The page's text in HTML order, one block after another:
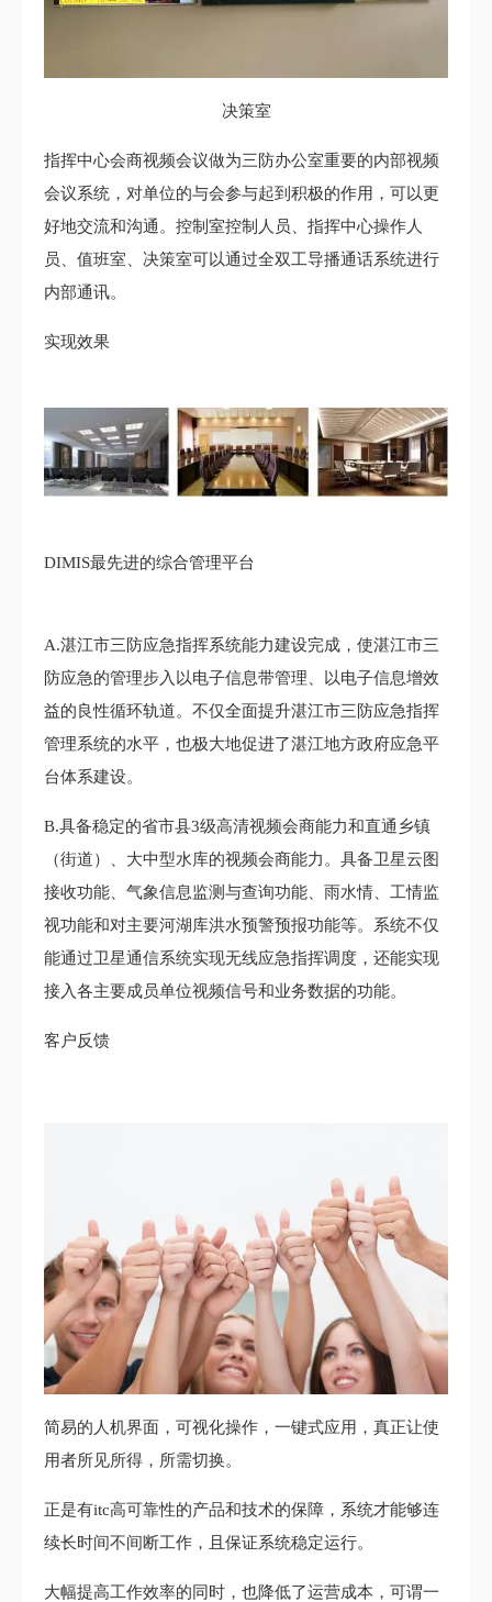
决策室
指挥中心会商视频会议做为三防办公室重要的内部视频
会议系统，对单位的与会参与起到积极的作用，可以更
好地交流和沟通。控制室控制人员、指挥中心操作人
员、值班室、决策室可以通过全双工导播通话系统进行
内部通讯。
实现效果
DIMIS最先进的综合管理平台
A.湛江市三防应急指挥系统能力建设完成，使湛江市三
防应急的管理步入以电子信息带管理、以电子信息增效
益的良性循环轨道。不仅全面提升湛江市三防应急指挥
管理系统的水平，也极大地促进了湛江地方政府应急平
台体系建设。
B.具备稳定的省市县3级高清视频会商能力和直通乡镇
（街道）、大中型水库的视频会商能力。具备卫星云图
接收功能、气象信息监测与查询功能、雨水情、工情监
视功能和对主要河湖库洪水预警预报功能等。系统不仅
能通过卫星通信系统实现无线应急指挥调度，还能实现
接入各主要成员单位视频信号和业务数据的功能。
客户反馈
简易的人机界面，可视化操作，一键式应用，真正让使
用者所见所得，所需切换。
正是有itc高可靠性的产品和技术的保障，系统才能够连
续长时间不间断工作，且保证系统稳定运行。
大幅提高工作效率的同时，也降低了运营成本，可谓一